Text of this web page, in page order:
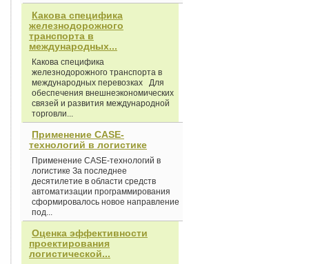
Какова специфика
железнодорожного
транспорта в
международных...
Какова специфика
железнодорожного транспорта в
международных перевозках Для
обеспечения внешнеэкономических
связей и развития международной
торговли...
Применение CASE-
технологий в логистике
Применение CASE-технологий в
логистике За последнее
десятилетие в области средств
автоматизации программирования
сформировалось новое направление
под...
Оценка эффективности
проектирования
логистической...